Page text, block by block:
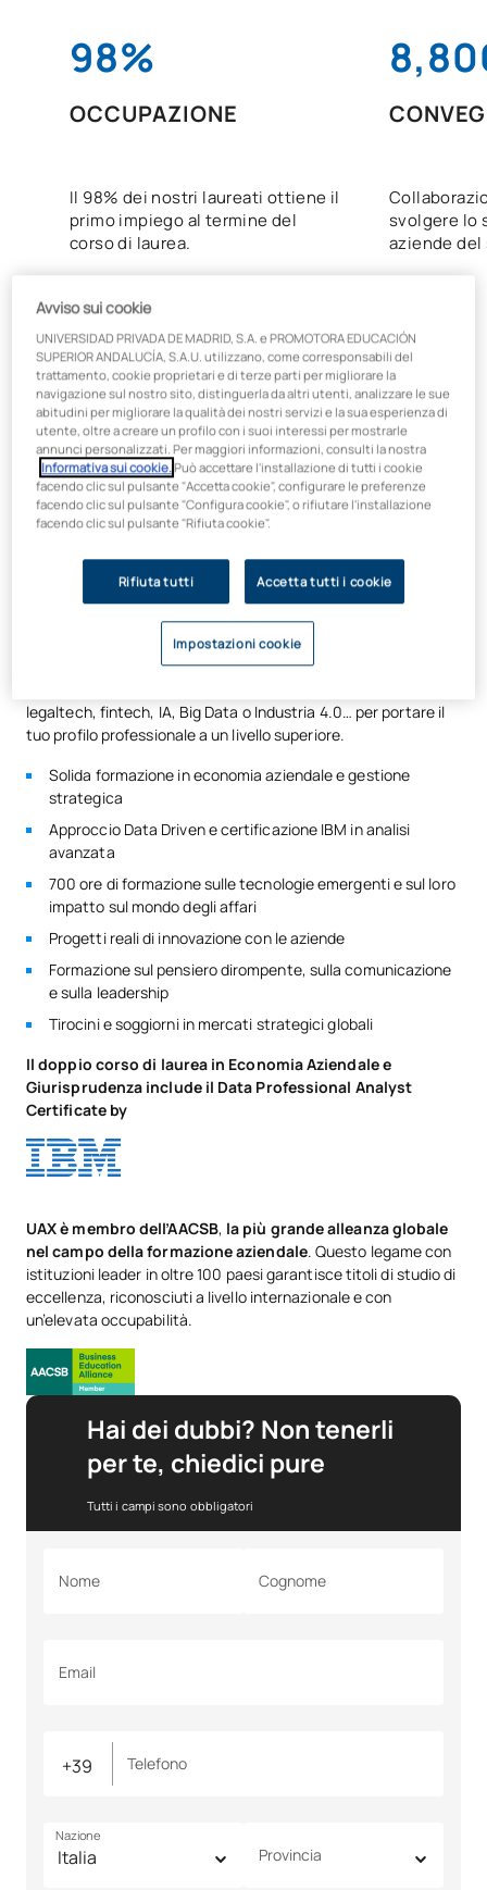
98%
OCCUPAZIONE
Il 98% dei nostri laureati ottiene il
primo impiego al termine del
corso di laurea.
svolgere lo
aziende
Cosa imparerai nel corso di laurea
doppia in Economia Aziendale e
Giurisprudenza?
doppio corso di laurea in Amministrazione e Gestione
Aziendale + Diritto
dell’UAX ti prepara a integrare le
conoscenze fondamentali del settore aziendale, quali il diritto
internazionale, la mediazione, la finanza, il marketing...con
due aspetti oggi fondamentali: l’utilizzo dei dati nel processo
legaltech, fintech, IA, Big Data o Industria 4.0… per portare il
tuo profilo professionale a un livello superiore.
Solida formazione in economia aziendale e gestione
strategica
Approccio Data Driven e certificazione IBM in analisi
avanzata
700 ore di formazione sulle tecnologie emergenti e sul loro
impatto sul mondo degli affari
Progetti reali di innovazione con le aziende
Formazione sul pensiero dirompente, sulla comunicazione
e sulla leadership
Tirocini e soggiorni in mercati strategici globali
Il doppio corso di laurea in Economia Aziendale e
Giurisprudenza include il Data Professional Analyst
Certificate by
UAX è membro dell’AACSB, la più grande alleanza globale
nel campo della formazione aziendale. Questo legame con
istituzioni leader in oltre 100 paesi garantisce titoli di studio di
eccellenza, riconosciuti a livello internazionale e con
un’elevata occupabilità.
Hai dei dubbi? Non tenerli
per te, chiedici pure
Tutti i campi sono obbligatori
Nome Cognome
Email
Telefono
Nazione
Provincia
Avviso sui cookie
UNIVERSIDAD PRIVADA DE MADRID, S.A. e PROMOTORA EDUCACIÓN
SUPERIOR ANDALUCÍA, S.A.U. utilizzano, come corresponsabili del
trattamento, cookie proprietari e di terze parti per migliorare la
navigazione sul nostro sito, distinguerla da altri utenti, analizzare le sue
abitudini per migliorare la qualità dei nostri servizi e la sua esperienza di
utente, oltre a creare un profilo con i suoi interessi per mostrarle
annunci personalizzati. Per maggiori informazioni, consulti la nostra
Informativa sui cookie.Può accettare l'installazione di tutti i cookie
facendo clic sul pulsante "Accetta cookie", configurare le preferenze
facendo clic sul pulsante "Configura cookie", o rifiutare l'installazione
facendo clic sul pulsante "Rifiuta cookie".
Rifiuta tutti Accetta tutti i cookie
Impostazioni cookie